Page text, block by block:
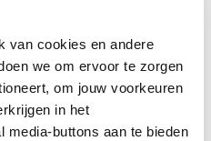
van cookies en andere
we om ervoor te zorgen
om jouw voorkeuren
in het
media-buttons aan te bieden
vierde
intelligence op basis
Daar heeft HEVO al
Ons eigen
lab, waarin we op basis